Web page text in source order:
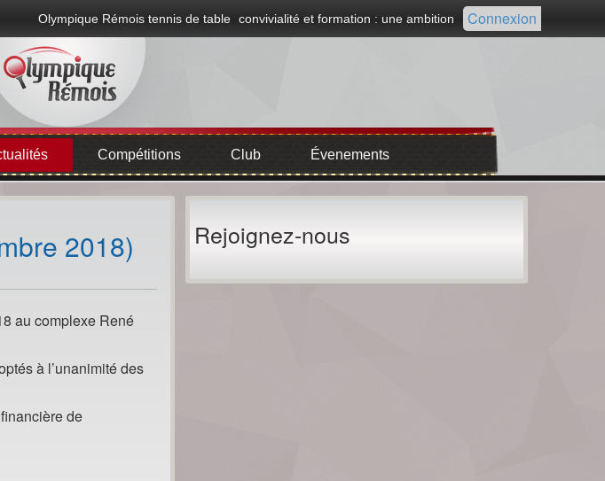
Connexion
Olympique Rémois tennis de table convivialité et formation : une ambition
Compétitions Club Évenements
2018)
au complexe René
à l’unanimité des
de
Rejoignez-nous